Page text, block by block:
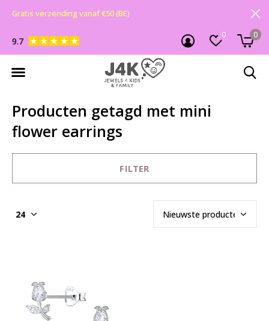
0 0
9.7
Gratis verzending vanaf €50 (BE)
Producten getagd met mini
flower earrings
FILTER